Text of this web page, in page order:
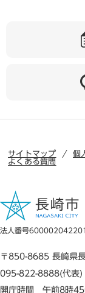
サイトマップ 個
よくある質問
法人番号
〒850-8685 長崎県
095-822-8888(代表)
開庁時間 午前8時